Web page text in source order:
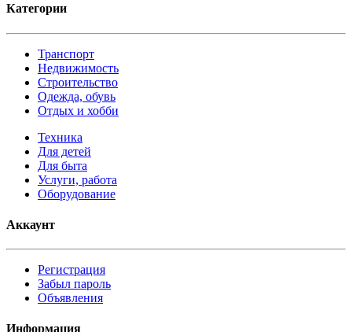
Категории
Транспорт
Недвижимость
Строительство
Одежда, обувь
Отдых и хобби
Техника
Для детей
Для быта
Услуги, работа
Оборудование
Аккаунт
Регистрация
Забыл пароль
Объявления
Информация